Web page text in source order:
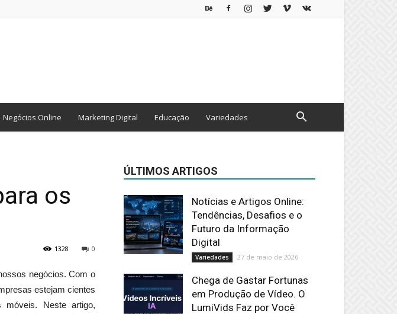
Negócios Online Marketing Digital Educação Variedades
os
0
1328
negócios. Com o
estejam cientes
móveis. Neste artigo,
ÚLTIMOS ARTIGOS
Notícias e Artigos Online:
Tendências, Desafios e o
Futuro da Informação
Digital
Variedades 27 de maio de 2026
Chega de Gastar Fortunas
em Produção de Vídeo. O
LumiVids Faz por Você